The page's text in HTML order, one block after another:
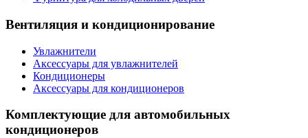
Вентиляция и кондиционирование
Увлажнители
Аксессуары для увлажнителей
Кондиционеры
Аксессуары для кондиционеров
Комплектующие для автомобильных
кондиционеров